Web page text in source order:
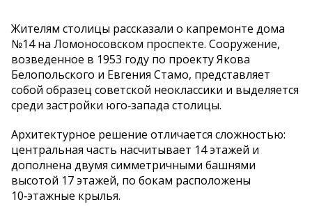
Жителям столицы рассказали о капремонте дома
№14 на Ломоносовском проспекте. Сооружение,
возведенное в 1953 году по проекту Якова
Белопольского и Евгения Стамо, представляет
собой образец советской неоклассики и выделяется
среди застройки юго‑запада столицы.
Архитектурное решение отличается сложностью:
центральная часть насчитывает 14 этажей и
дополнена двумя симметричными башнями
высотой 17 этажей, по бокам расположены
10‑этажные крылья.